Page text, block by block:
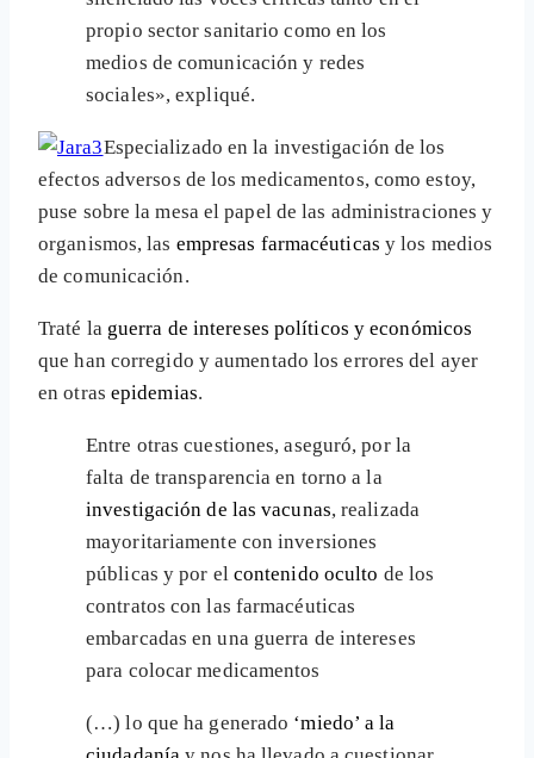
propio sector sanitario como en los
medios de comunicación y redes
sociales», expliqué.
Especializado en la investigación de los
efectos adversos de los medicamentos, como estoy,
puse sobre la mesa el papel de las administraciones y
organismos, las empresas farmacéuticas y los medios
de comunicación.
Traté la guerra de intereses políticos y económicos
que han corregido y aumentado los errores del ayer
en otras epidemias.
Entre otras cuestiones, aseguró, por la
falta de transparencia en torno a la
investigación de las vacunas, realizada
mayoritariamente con inversiones
públicas y por el contenido oculto de los
contratos con las farmacéuticas
embarcadas en una guerra de intereses
para colocar medicamentos
(…) lo que ha generado ‘miedo’ a la